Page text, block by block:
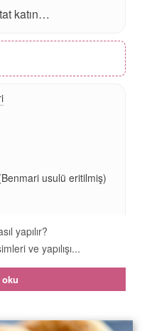
katın…
usulü eritilmiş)
yapılır?
ve yapılışı...
oku